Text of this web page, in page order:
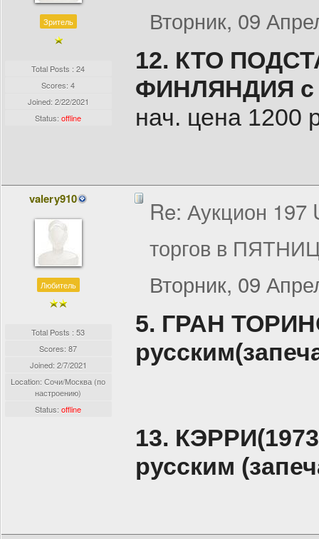
Зритель
Total Posts : 24
Scores: 4
Joined: 2/22/2021
Status:offline
Вторник, 09
12. КТО
ФИНЛЯНДИЯ с
нач. цена 1200
valery910
Любитель
Total Posts : 53
Scores: 87
Joined: 2/7/2021
Location: Сочи/Москва (по
настроению)
Status:offline
Re: Аукцион 197
торгов в
Вторник, 09
5. ГРАН
13.
русским